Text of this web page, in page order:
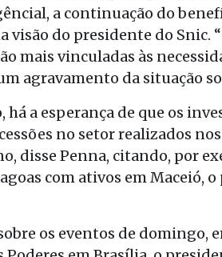
a continuação do
visão do presidente do Snic.
mais vinculadas às
agravamento da situação
há a esperança de que os
no setor realizados
disse Penna, citando, por
com ativos em Maceió,
os eventos de domingo,